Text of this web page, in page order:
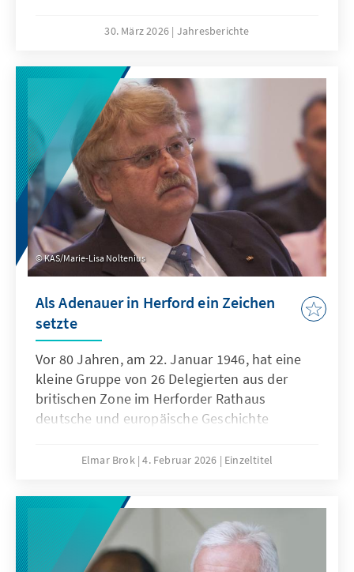
die Arbeit der Konrad-Adenauer-Stiftung im
und werden uns weiterhin begleiten. Neue,
bislang unbekannte Aufgaben werden zudem
auf die Tagesordnung drängen, denen wir
unsere Aufmerksamkeit widmen werden.
30. März 2026 Jahresberichte
KAS/Marie-Lisa Noltenius
Als Adenauer in Herford ein Zeichen
setzte
Vor 80 Jahren, am 22. Januar 1946, hat eine
kleine Gruppe von 26 Delegierten aus der
britischen Zone im Herforder Rathaus
deutsche und europäische Geschichte
geblieben ist.
Elmar Brok 4. Februar 2026 Einzeltitel